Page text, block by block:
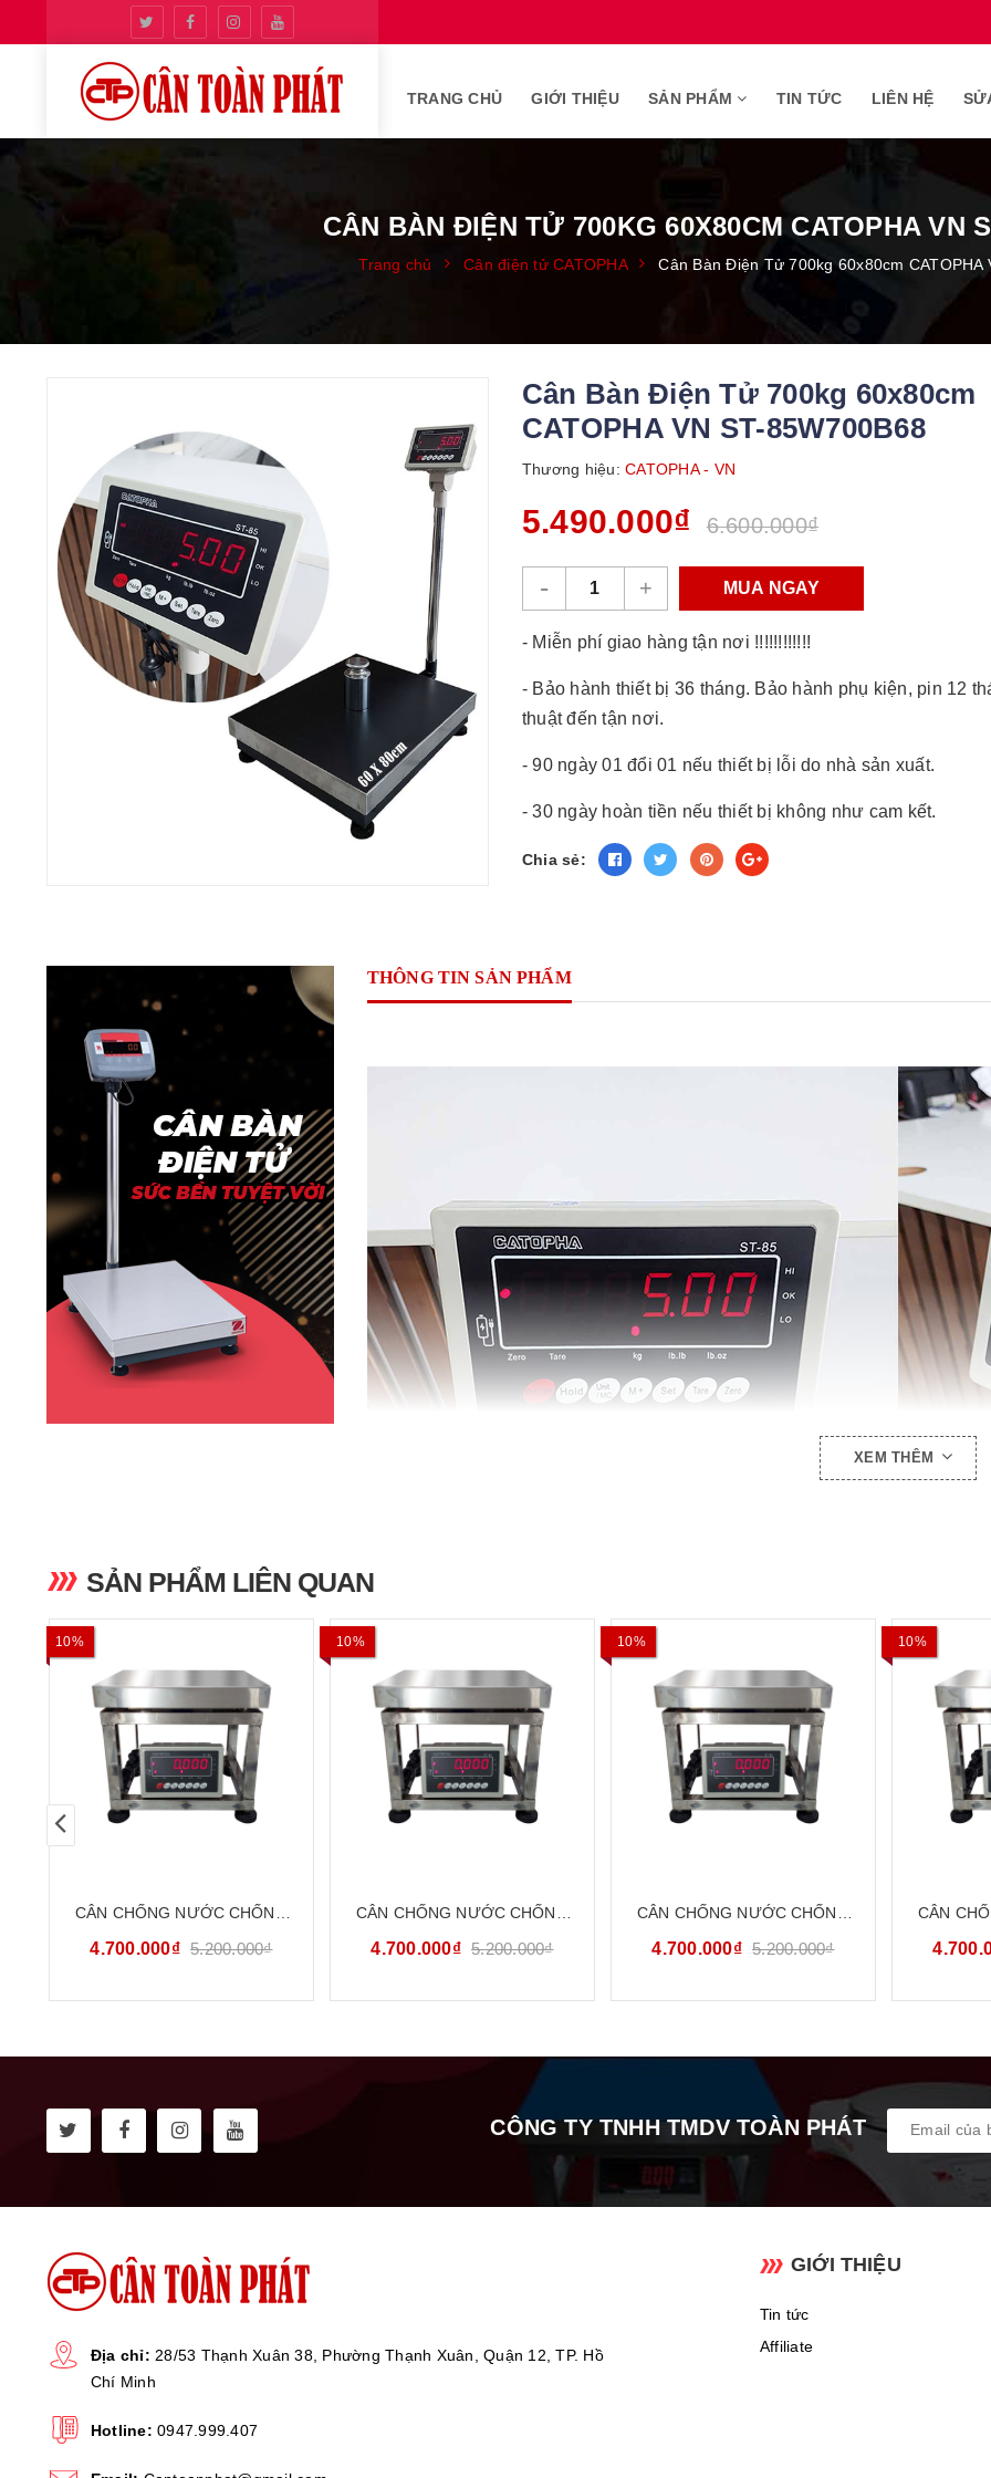
TRANG CHỦ GIỚI THIỆU SẢN PHẨM TIN TỨC LIÊN HỆ
CÂN BÀN ĐIỆN TỬ 700KG 60X80CM CATOPHA VN
Trang chủ Cân điện tử CATOPHA Cân Bàn Điện Tử 700kg 60x80cm CATOPHA
Cân Bàn Điện Tử 700kg 60x80cm
CATOPHA VN ST-85W700B68
Thương hiệu: CATOPHA - VN
5.490.000₫ 6.600.000₫
- + MUA NGAY
- Miễn phí giao hàng tận nơi !!!!!!!!!!!!
- Bảo hành thiết bị 36 tháng. Bảo hành phụ kiện, pin 12
thuật đến tận nơi.
- 90 ngày 01 đổi 01 nếu thiết bị lỗi do nhà sản xuất.
- 30 ngày hoàn tiền nếu thiết bị không như cam kết.
Chia sẻ:
THÔNG TIN SẢN PHẨM
XEM THÊM
SẢN PHẨM LIÊN QUAN
10%
CÂN CHỐNG NƯỚC CHỐNG
4.700.000₫ 5.200.000₫
10%
CÂN CHỐNG NƯỚC CHỐNG
4.700.000₫ 5.200.000₫
10%
CÂN CHỐNG NƯỚC CHỐNG
4.700.000₫ 5.200.000₫
10%
CÂN
CÔNG TY TNHH TMDV TOÀN PHÁT
Địa chỉ: 28/53 Thạnh Xuân 38, Phường Thạnh Xuân, Quận 12, TP. Hồ
Chí Minh
Hotline: 0947.999.407
GIỚI THIỆU
Tin tức
Affiliate